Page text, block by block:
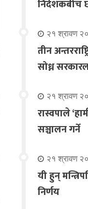
२१ श्रावण
तीन
सोध्न
२१ श्रावण
रास्वपाले
सञ्चालन गर्ने
२१ श्रावण
यी हुन्
निर्णय